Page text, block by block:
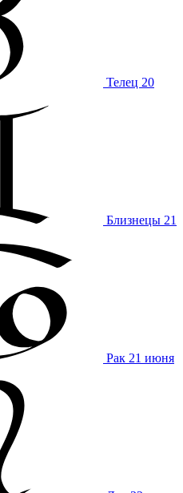
Телец 20
Близнецы 21
Рак 21 июня